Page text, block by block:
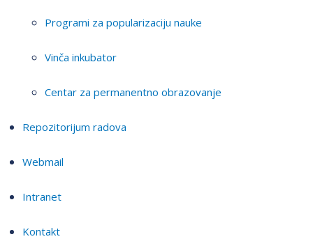
Programi za popularizaciju nauke
Vinča inkubator
Centar za permanentno obrazovanje
Repozitorijum radova
Webmail
Intranet
Kontakt